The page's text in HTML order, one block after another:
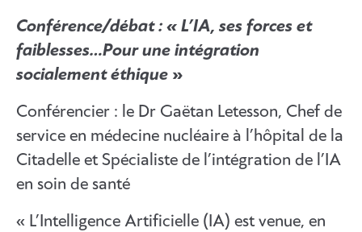
Conférence/débat : « L’IA, ses forces et
faiblesses…Pour une intégration
socialement éthique »
Conférencier : le Dr Gaëtan Letesson, Chef de
service en médecine nucléaire à l’hôpital de la
Citadelle et Spécialiste de l’intégration de l’IA
en soin de santé
« L’Intelligence Artificielle (IA) est venue, en